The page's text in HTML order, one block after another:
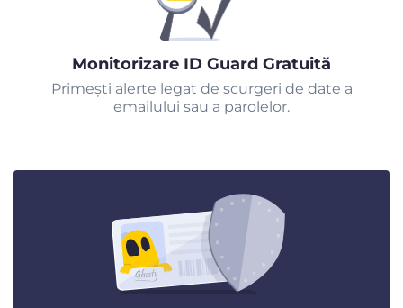
Monitorizare ID Guard Gratuită
Primeşti alerte legat de scurgeri de date a
emailului sau a parolelor.